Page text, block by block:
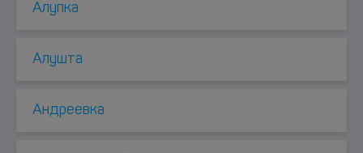
Алупка
Алушта
Андреевка